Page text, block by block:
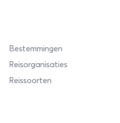
Bestemmingen
Reisorganisaties
Reissoorten